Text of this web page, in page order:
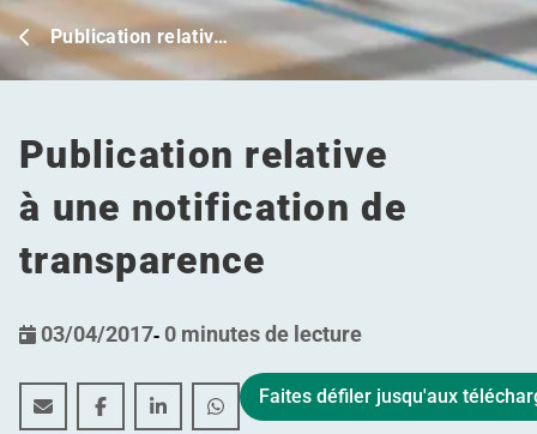
Publication relativ…
Publication relative
à une notification de
transparence
03/04/2017- 0 minutes de lecture
Publication relative à une notification de transparence
Publication relative à une notification de
Publication relative à une notification de
Publication relative à une
Faites défiler jusqu'aux